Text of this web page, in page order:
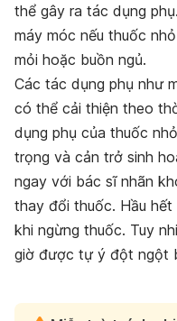
thể gây ra tác dụng
máy móc nếu thuốc
mỏi hoặc buồn ngủ.
Các tác dụng phụ như
có thể cải thiện theo
dụng phụ của thuốc
trọng và cản trở sinh
ngay với bác sĩ nhãn
thay đổi thuốc. Hầu
khi ngừng thuốc. Tuy
giờ được tự ý đột ngột